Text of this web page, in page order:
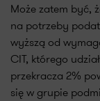
Może zatem być,
na potrzeby
wyższą od
CIT, którego
przekracza 2%
się w grupie